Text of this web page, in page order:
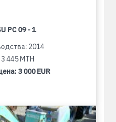
PC 09 - 1
2014
445 MTH
3 000 EUR